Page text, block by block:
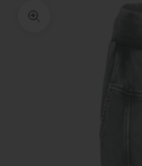
Bild vergrößern